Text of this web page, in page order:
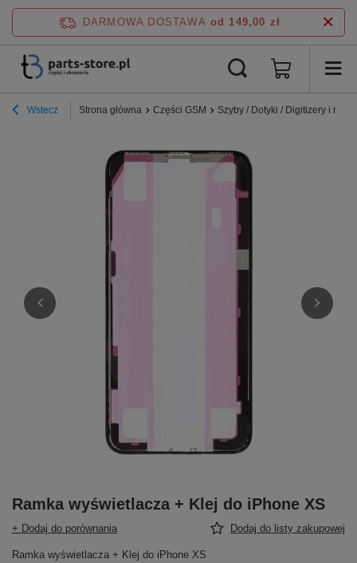
DARMOWA DOSTAWA od 149,00 zł
Wstecz Strona główna Części GSM Szyby / Dotyki / Digitizery i ramki
Ramka wyświetlacza + Klej do iPhone XS
+ Dodaj do porównania Dodaj do listy zakupowej
Ramka wyświetlacza + Klej do iPhone XS